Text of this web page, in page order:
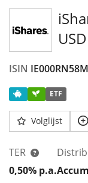
ISIN
ETF
Volglijst
TER
0,50% p.a.